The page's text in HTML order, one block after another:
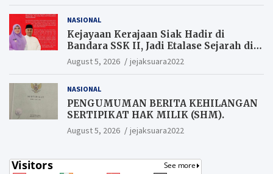
NASIONAL
Kejayaan Kerajaan Siak Hadir di
Bandara SSK II, Jadi Etalase Sejarah di
Gerbang Riau
August 5, 2026 jejaksuara2022
NASIONAL
PENGUMUMAN BERITA KEHILANGAN
SERTIPIKAT HAK MILIK (SHM).
August 5, 2026 jejaksuara2022